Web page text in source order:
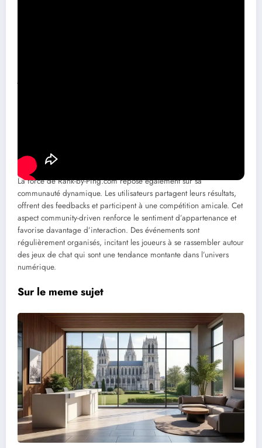
Communauté autour du mème
La force de Rank-by-Ping.com repose également sur sa
communauté dynamique. Les utilisateurs partagent leurs résultats,
offrent des feedbacks et participent à une compétition amicale. Cet
aspect community-driven renforce le sentiment d’appartenance et
favorise davantage d’interaction. Des événements sont
régulièrement organisés, incitant les joueurs à se rassembler autour
des jeux de chat qui sont une tendance montante dans l’univers
numérique.
Sur le meme sujet